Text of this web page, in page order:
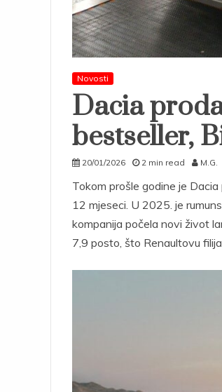
Novosti
Dacia
bestseller,
20/01/2026 2 min read M.G.
Tokom prošle godine je
12 mjeseci. U 2025. je
kompanija počela novi život
7,9 posto, što Renaultovu